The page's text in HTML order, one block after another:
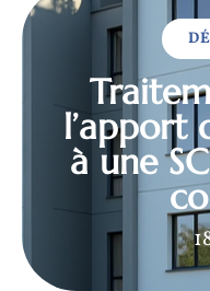
l’apport
à une